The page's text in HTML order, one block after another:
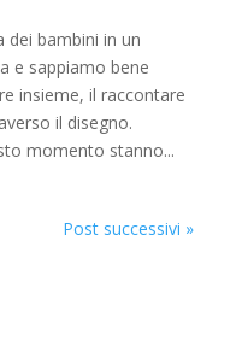
dei bambini in un
e sappiamo bene
insieme, il raccontare
il disegno.
momento stanno...
Post successivi »